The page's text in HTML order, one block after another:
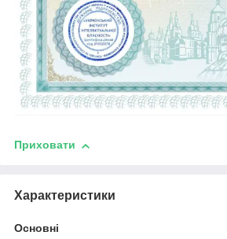
Приховати
Характеристики
Основні